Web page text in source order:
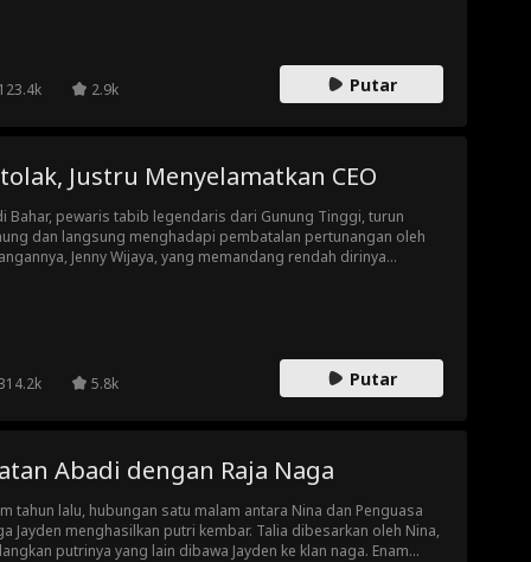
123.4k
2.9k Putar
Justru Menyelamatkan CEO
Bahar, pewaris tabib legendaris dari Gunung Tinggi, turun
dan langsung menghadapi pembatalan pertunangan oleh
Jenny Wijaya, yang memandang rendah dirinya
Santoso dan menggemparkan rumah sakit. Berbekal keahlian
dan bela diri yang luar biasa, Andi Bahar mulai menapaki
kota, sementara hubungannya dengan Jenny Wijaya, Lisa
5.8k Putar
Abadi dengan Raja Naga
tahun lalu, hubungan satu malam antara Nina dan Penguasa
Jayden menghasilkan putri kembar. Talia dibesarkan oleh Nina,
putrinya yang lain dibawa Jayden ke klan naga. Enam